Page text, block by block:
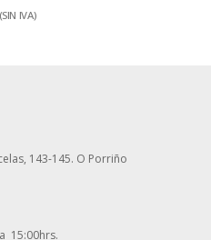
(SIN IVA)
143-145. O Porriño
15:00hrs.